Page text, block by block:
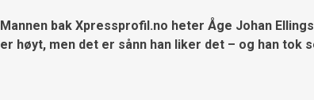
Mannen bak Xpressprofil.no heter Åge Johan
er høyt, men det er sånn han liker det – og han